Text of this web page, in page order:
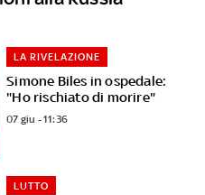
Simone Biles in ospedale:
"Ho rischiato di morire"
LA RIVELAZIONE
07 giu - 11:36
LUTTO